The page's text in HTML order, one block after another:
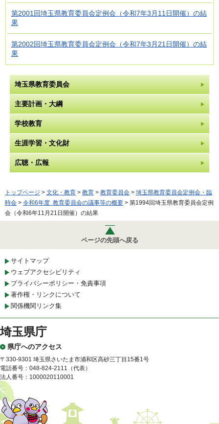
第2001回埼玉県教育委員会定例会（令和7年3月11日開催）の結
果
第2002回埼玉県教育委員会定例会（令和7年3月21日開催）の結
果
埼玉県教育委員会
主要計画・大綱
学校教育
生涯学習・文化財
広聴・広報
トップページ > 文化・教育 > 教育 > 教育委員会 > 埼玉県教育委員会定例会・臨
時会 > 令和6年度 教育委員会の議事等の概要 > 第1994回埼玉県教育委員会定例
会（令和6年11月21日開催）の結果
ページの先頭へ戻る
サイトマップ
ウェブアクセシビリティ
プライバシーポリシー・免責事項
著作権・リンクについて
関係機関リンク集
埼玉県庁
県庁へのアクセス
〒330-9301 埼玉県さいたま市浦和区高砂三丁目15番1号
電話番号：048-824-2111（代表）
法人番号：1000020110001